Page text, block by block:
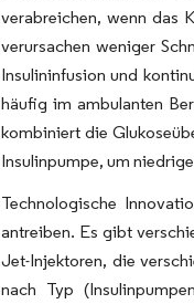
verabreichen, wenn das
verursachen weniger
Insulininfusion und
häufig im ambulanten
kombiniert die
Insulinpumpe, um
Technologische
antreiben. Es gibt
Jet-Injektoren, die
nach Typ